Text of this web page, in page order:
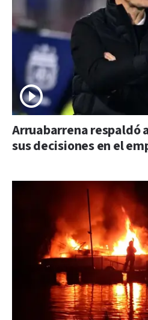
Arruabarrena respaldó
sus decisiones en el